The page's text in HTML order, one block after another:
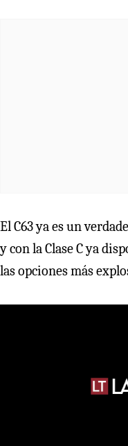
El C63 ya es un
y con la Clase C ya
las opciones más